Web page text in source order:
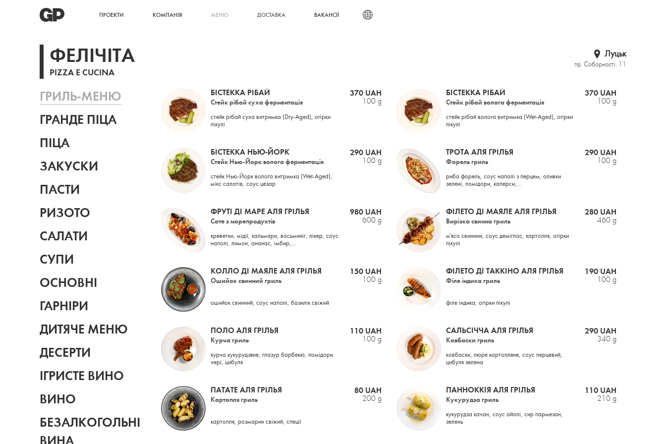
ПРОЕКТИ КОМПАНІЯ МЕНЮ ДОСТАВКА ВАКАНСІЇ
ФЕЛІЧІТА
PIZZA E CUCINA
Луцьк
пр. Соборності, 11
ГРИЛЬ-МЕНЮ
ГРАНДЕ ПІЦА
ПІЦА
ЗАКУСКИ
ПАСТИ
РИЗОТО
САЛАТИ
СУПИ
ОСНОВНІ
ГАРНІРИ
ДИТЯЧЕ МЕНЮ
ДЕСЕРТИ
ІГРИСТЕ ВИНО
ВИНО
БЕЗАЛКОГОЛЬНІ
ВИНА
БІСТЕККА РІБАЙ
Стейк рібай суха ферментація
стейк рібай суха витримка (Dry-Aged), огірки
пікулі
100 g
370 UAH БІСТЕККА РІБАЙ
Стейк рібай волога ферментація
стейк рібай волога витримка (Wet-Aged), огірки
пікулі
100 g
370 UAH
БІСТЕККА НЬЮ-ЙОРК
Стейк Нью-Йорк волога ферментація
стейк Нью-Йорк волога витримка (Wet-Aged),
мікс салатів, соус цезар
100 g
290 UAH ТРОТА АЛЯ ГРІЛЬЯ
Форель гриль
риба форель, соус наполі з перцем, оливки
зелені, помідори, каперси,...
100 g
290 UAH
ФРУТІ ДІ МАРЕ АЛЯ ГРІЛЬЯ
Соте з морепродуктів
креветки, мідії, кальмари, восьминіг, лікер, соус
наполі, лимон, ананас, імбир,...
600 g
980 UAH ФІЛЕТО ДІ МАЯЛЕ АЛЯ ГРІЛЬЯ
Вирізка свинна гриль
м'ясо свинини, соус деміглас, картопля, огірки
пікулі
460 g
280 UAH
КОЛЛО ДІ МАЯЛЕ АЛЯ ГРІЛЬЯ
Ошийок свинний гриль
ошийок свинний, соус наполі, базилік свіжий
100 g
150 UAH ФІЛЕТО ДІ ТАККІНО АЛЯ ГРІЛЬЯ
Філе індика гриль
філе індика, огірки пікулі
100 g
190 UAH
ПОЛО АЛЯ ГРІЛЬЯ
Курча гриль
курча кукурудзяне, глазур барбекю, помідори
чері, цибуля
100 g
110 UAH САЛЬСІЧЧА АЛЯ ГРІЛЬЯ
Ковбаски гриль
ковбаски, пюре картопляне, соус перцевий,
цибуля зелена
340 g
290 UAH
ПАТАТЕ АЛЯ ГРІЛЬЯ
Картопля гриль
картопля, розмарин свіжий, спеції
200 g
80 UAH ПАННОККІЯ АЛЯ ГРІЛЬЯ
Кукурудза гриль
кукурудза качан, соус айолі, сир пармезан,
зелень
210 g
110 UAH